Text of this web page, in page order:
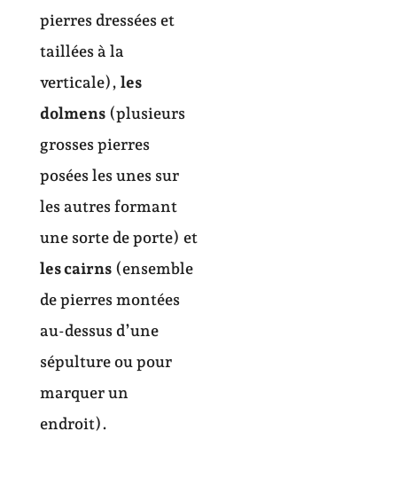
pierres dressées et
taillées à la
verticale), les
dolmens(plusieurs
grosses pierres
posées les unes sur
les autres formant
une sorte de porte) et
les cairns(ensemble
de pierres montées
au-dessus d’une
sépulture ou pour
marquer un
endroit).